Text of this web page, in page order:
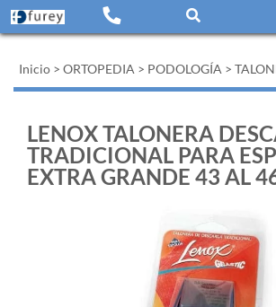
Inicio > ORTOPEDIA > PODOLOGÍA >
LENOX TALONERA
TRADICIONAL PARA
EXTRA GRANDE 43 AL